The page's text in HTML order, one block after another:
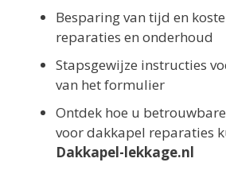
Besparing van tijd en
reparaties en onderhoud
Stapsgewijze instructies
van het formulier
Ontdek hoe u
voor dakkapel reparaties
Dakkapel-lekkage.nl